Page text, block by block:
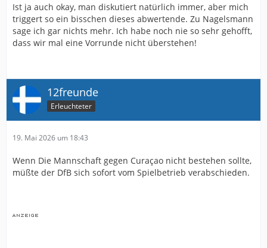
Ist ja auch okay, man diskutiert natürlich immer, aber mich
triggert so ein bisschen dieses abwertende. Zu Nagelsmann
sage ich gar nichts mehr. Ich habe noch nie so sehr gehofft,
dass wir mal eine Vorrunde nicht überstehen!
12freunde
Erleuchteter
19. Mai 2026 um 18:43
Wenn Die Mannschaft gegen Curaçao nicht bestehen sollte,
müßte der DfB sich sofort vom Spielbetrieb verabschieden.